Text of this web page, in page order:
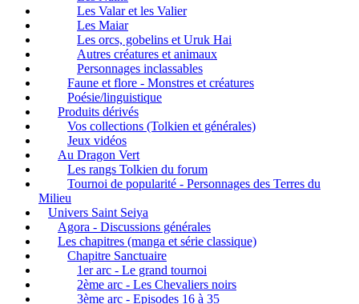
Les Valar et les Valier
Les Maiar
Les orcs, gobelins et Uruk Hai
Autres créatures et animaux
Personnages inclassables
Faune et flore - Monstres et créatures
Poésie/linguistique
Produits dérivés
Vos collections (Tolkien et générales)
Jeux vidéos
Au Dragon Vert
Les rangs Tolkien du forum
Tournoi de popularité - Personnages des Terres du
Milieu
Univers Saint Seiya
Agora - Discussions générales
Les chapitres (manga et série classique)
Chapitre Sanctuaire
1er arc - Le grand tournoi
2ème arc - Les Chevaliers noirs
3ème arc - Episodes 16 à 35